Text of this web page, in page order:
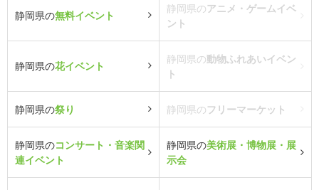
静岡県の無料イベント
静岡県のアニメ・ゲームイベ
ント
静岡県の花イベント
静岡県の動物ふれあいイベン
ト
静岡県の祭り 静岡県のフリーマーケット
静岡県のコンサート・音楽関
連イベント
静岡県の美術展・博物展・展
示会